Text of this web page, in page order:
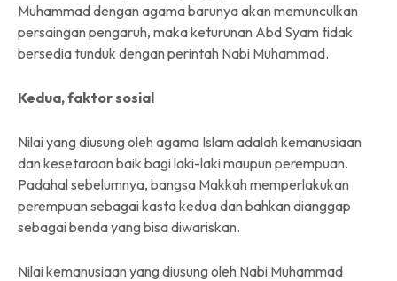
Muhammad dengan agama barunya akan memunculkan
persaingan pengaruh, maka keturunan Abd Syam tidak
bersedia tunduk dengan perintah Nabi Muhammad.
Kedua, faktor sosial
Nilai yang diusung oleh agama Islam adalah kemanusiaan
dan kesetaraan baik bagi laki-laki maupun perempuan.
Padahal sebelumnya, bangsa Makkah memperlakukan
perempuan sebagai kasta kedua dan bahkan dianggap
sebagai benda yang bisa diwariskan.
Nilai kemanusiaan yang diusung oleh Nabi Muhammad